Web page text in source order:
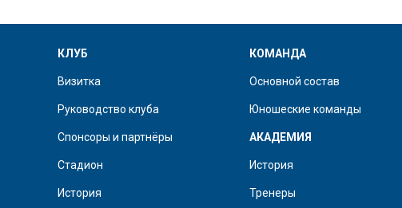
КЛУБ
Визитка
Руководство клуба
Спонсоры и партнёры
Стадион
История
КОМАНДА
Основной состав
Юношеские команды
АКАДЕМИЯ
История
Тренеры